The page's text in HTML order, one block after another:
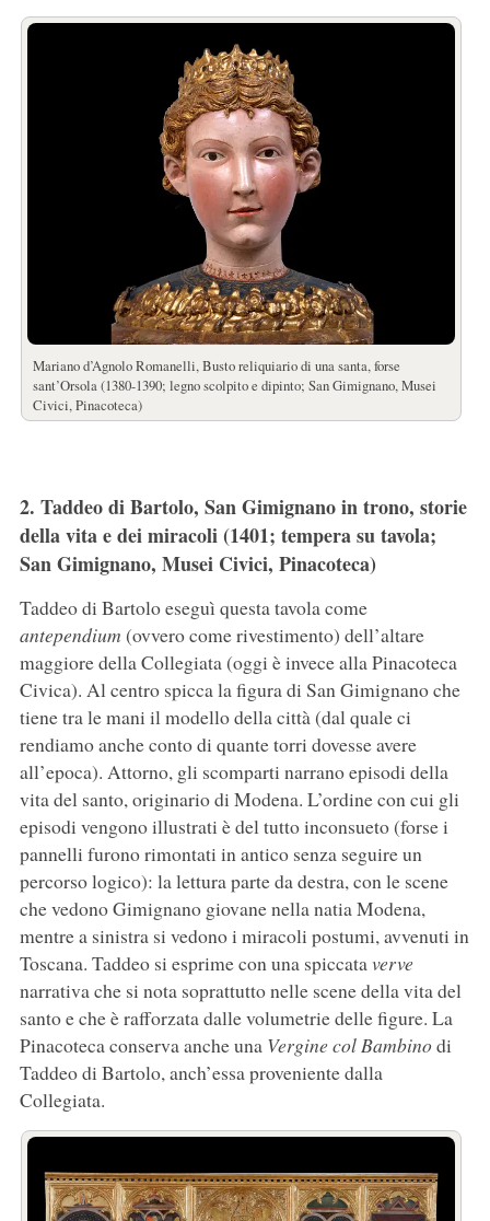
Mariano d’Agnolo Romanelli, Busto reliquiario di una santa, forse
sant’Orsola (1380-1390; legno scolpito e dipinto; San Gimignano, Musei
Civici, Pinacoteca)
2. Taddeo di Bartolo, San Gimignano in trono, storie
della vita e dei miracoli (1401; tempera su tavola;
San Gimignano, Musei Civici, Pinacoteca)
Taddeo di Bartolo eseguì questa tavola come
antependium (ovvero come rivestimento) dell’altare
maggiore della Collegiata (oggi è invece alla Pinacoteca
Civica). Al centro spicca la figura di San Gimignano che
tiene tra le mani il modello della città (dal quale ci
rendiamo anche conto di quante torri dovesse avere
all’epoca). Attorno, gli scomparti narrano episodi della
vita del santo, originario di Modena. L’ordine con cui gli
episodi vengono illustrati è del tutto inconsueto (forse i
pannelli furono rimontati in antico senza seguire un
percorso logico): la lettura parte da destra, con le scene
che vedono Gimignano giovane nella natia Modena,
mentre a sinistra si vedono i miracoli postumi, avvenuti in
Toscana. Taddeo si esprime con una spiccataverve
narrativa che si nota soprattutto nelle scene della vita del
santo e che è rafforzata dalle volumetrie delle figure. La
Pinacoteca conserva anche una Vergine col Bambinodi
Taddeo di Bartolo, anch’essa proveniente dalla
Collegiata.